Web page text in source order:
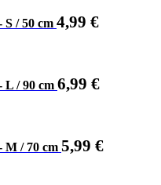
S / 50 cm 4,99 €
L / 90 cm 6,99 €
M / 70 cm 5,99 €